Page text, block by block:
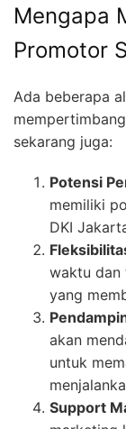
Mengapa
Promotor
Ada beberapa
sekarang juga:
Potensi
memiliki
DKI
waktu dan
yang
akan
untuk
Support